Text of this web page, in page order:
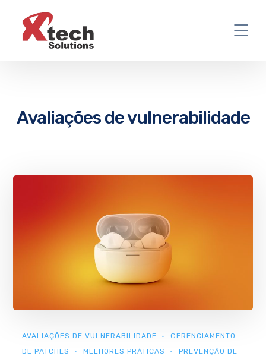
Avaliações de vulnerabilidade
AVALIAÇÕES DE VULNERABILIDADE
GERENCIAMENTO
DE PATCHES
MELHORES PRÁTICAS
PREVENÇÃO DE